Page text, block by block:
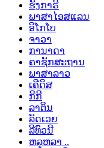
ຮັງກາຣີ
ພາສາໄອສແລນ
ອິໂກໂບ
ຈາວາ
ການາດາ
ຄາຊັກສະຖານ
ພາສາລາວ
ເຄີດິສ
ກີກີ
ລາຕິນ
ລັດເວຍ
ລີທົວນີ
ຫລູຫລາ ..